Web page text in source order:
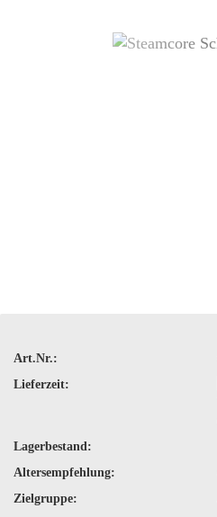
Art.Nr.:
Lieferzeit:
Lagerbestand:
Altersempfehlung:
Zielgruppe: